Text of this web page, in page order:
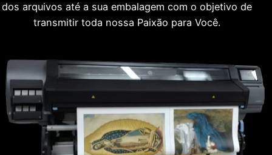
dos arquivos até a sua embalagem com o objetivo de
transmitir toda nossa Paixão para Você.